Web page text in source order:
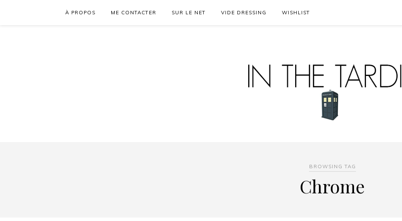
À PROPOS ME CONTACTER SUR LE NET VIDE DRESSING WISHLIST
BROWSING TAG
Chrome